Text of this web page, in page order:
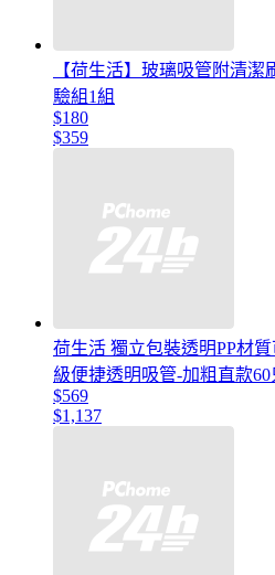
【荷生活】玻璃吸管附清
驗組1組
$180
$359
荷生活 獨立包裝透明PP材
級便捷透明吸管-加粗直款60
$569
$1,137